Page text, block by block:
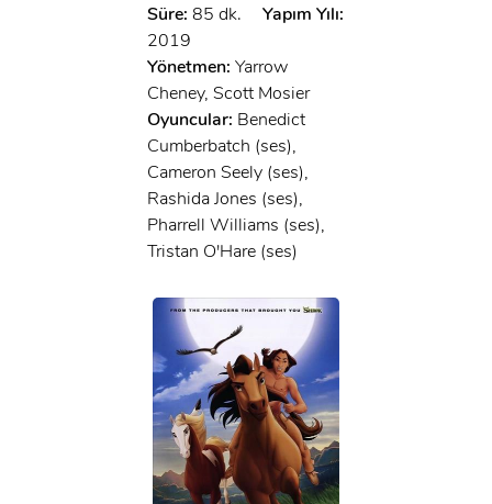
Süre: 85 dk.
Yapım Yılı:
2019
Yönetmen: Yarrow
Cheney, Scott Mosier
Oyuncular: Benedict
Cumberbatch (ses),
Cameron Seely (ses),
Rashida Jones (ses),
Pharrell Williams (ses),
Tristan O'Hare (ses)